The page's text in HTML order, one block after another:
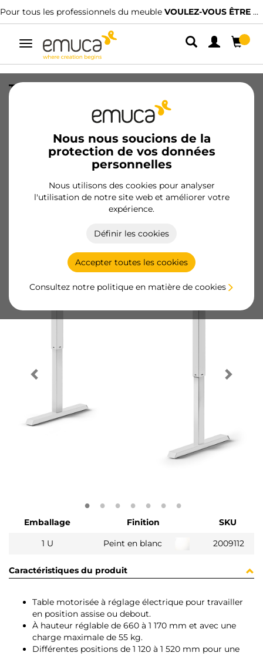
Pour tous les professionnels du meuble VOULEZ-VOUS ÊTRE CLIENT ?
Alterner
navigation
Nous nous soucions de la
protection de vos données
personnelles
Nous utilisons des cookies pour analyser
l'utilisation de notre site web et améliorer votre
expérience.
Définir les cookies
Accepter toutes les cookies
Consultez notre politique en matière de cookies
Table motorisée réglable en hauteur
Table réglable en hauteur, Acier, Peint
2009112/EAN 8432393270760
Produits essentiels
Devenir client
Emballage Finition
SKU
1 U
Peint en blanc 2009112
Caractéristiques du produit
Table motorisée à réglage électrique pour travailler
en position assise ou debout.
À hauteur réglable de 660 à 1 170 mm et avec une
charge maximale de 55 kg.
Différentes positions de 1 120 à 1 520 mm pour une